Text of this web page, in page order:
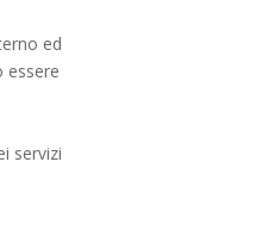
ed
essere
servizi